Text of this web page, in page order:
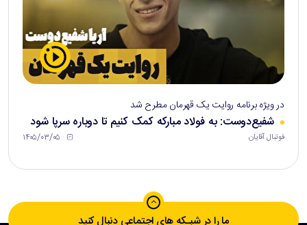
در ویژه برنامه روایت یک قهرمان مطرح شد
شفیع‌دوست: به فولاد مبارکه کمک کنیم تا دوباره سرپا شود
فوتبال آقایان ۱۴۰۵/۰۳/۰۵
ما را در شبـکه های اجتماعی دنبال کنید